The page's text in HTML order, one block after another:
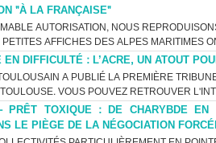
"À LA FRANÇAISE"
AUTORISATION, NOUS
AFFICHES DES ALPES MARITIMES
DIFFICULTÉ : L’ACRE, UN ATOUT
A PUBLIÉ LA PREMIÈRE
VOUS POUVEZ RETROUVER
PRÊT TOXIQUE : DE CHARYBDE
LE PIÈGE DE LA NÉGOCIATION